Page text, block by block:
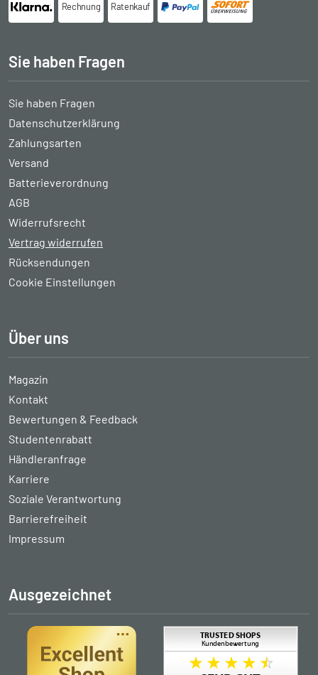
Rechnung Ratenkauf
Sie haben Fragen
Sie haben Fragen
Datenschutzerklärung
Zahlungsarten
Versand
Batterieverordnung
AGB
Widerrufsrecht
Vertrag widerrufen
Rücksendungen
Cookie Einstellungen
Über uns
Magazin
Kontakt
Bewertungen & Feedback
Studentenrabatt
Händleranfrage
Karriere
Soziale Verantwortung
Barrierefreiheit
Impressum
Ausgezeichnet